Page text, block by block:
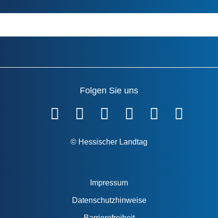
Folgen Sie uns
© Hessischer Landtag
Impressum
Datenschutzhinweise